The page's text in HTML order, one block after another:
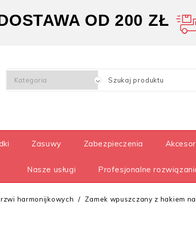
OD 200 ZŁ
Zasuwy Zabezpieczenia
Nasze usługi Profesjonalne
harmonijkowych Zamek wpuszczany z hakiem